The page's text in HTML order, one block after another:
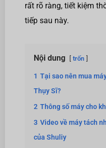
rất rõ ràng, tiết kiệm
tiếp sau này.
Nội dung trốn
1 Tại sao nên mua
Thụy Sĩ?
2 Thông số máy cho
3 Video về máy tách
của Shuliy